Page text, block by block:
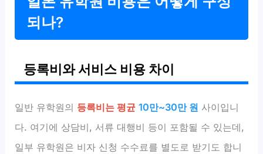
되나?
등록비와 서비스 비용 차이
일반 유학원의 등록비는 평균 10만~30만 원 사이입니
다. 여기에 상담비, 서류 대행비 등이 포함될 수 있는데,
일부 유학원은 비자 신청 수수료를 별도로 받기도 합니